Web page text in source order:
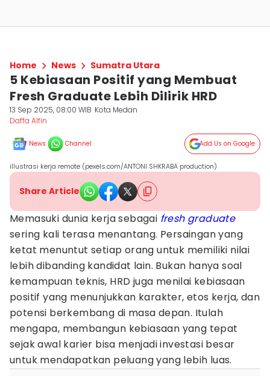
Home News Sumatra Utara
5 Kebiasaan Positif yang Membuat
Fresh Graduate Lebih Dilirik HRD
13 Sep 2025, 08:00 WIB Kota Medan
Daffa Alfin
News Channel Add Us on Google
illustrasi kerja remote (pexels.com/ANTONI SHKRABA production)
Share Article
Memasuki dunia kerja sebagai fresh graduate
sering kali terasa menantang. Persaingan yang
ketat menuntut setiap orang untuk memiliki nilai
lebih dibanding kandidat lain. Bukan hanya soal
kemampuan teknis, HRD juga menilai kebiasaan
positif yang menunjukkan karakter, etos kerja, dan
potensi berkembang di masa depan. Itulah
mengapa, membangun kebiasaan yang tepat
sejak awal karier bisa menjadi investasi besar
untuk mendapatkan peluang yang lebih luas.